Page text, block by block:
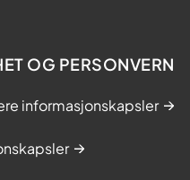
OG PERSONVERN
informasjonskapsler